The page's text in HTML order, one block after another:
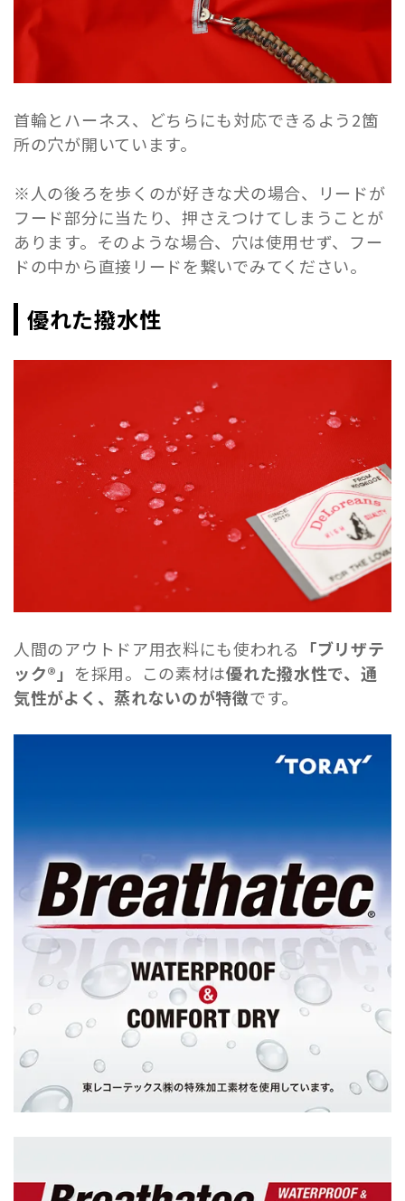
首輪とハーネス、どちらにも対応できるよう2箇
所の穴が開いています。
※人の後ろを歩くのが好きな犬の場合、リードが
フード部分に当たり、押さえつけてしまうことが
あります。そのような場合、穴は使用せず、フー
ドの中から直接リードを繋いでみてください。
優れた撥水性
人間のアウトドア用衣料にも使われる
「ブリザテ
ック®」 を採用。この素材は優れた撥水性で、通
気性がよく、蒸れないのが特徴です。